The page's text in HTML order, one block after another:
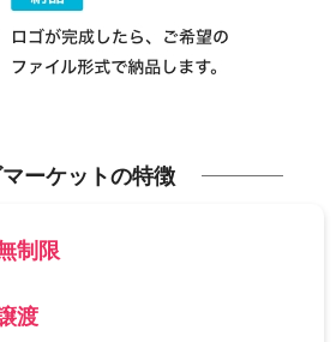
ーケットの特徴
制限
渡